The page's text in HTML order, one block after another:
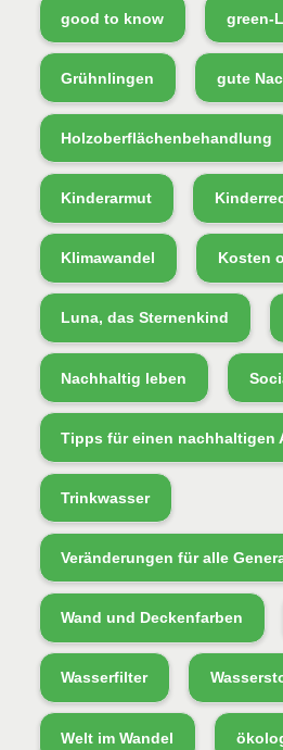
good to know green-
Grühnlingen gute
Holzoberflächenbehandlung
Kinderarmut
Klimawandel Kosten
Luna, das Sternenkind
Nachhaltig leben
Tipps für einen nachhaltigen
Trinkwasser
Veränderungen für alle
Wand und Deckenfarben
Wasserfilter
Welt im Wandel